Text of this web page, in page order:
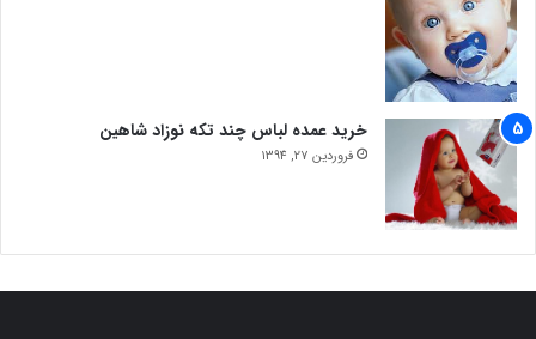
خرید عمده لباس چند تکه نوزاد شاهین
فروردین 27, 1394